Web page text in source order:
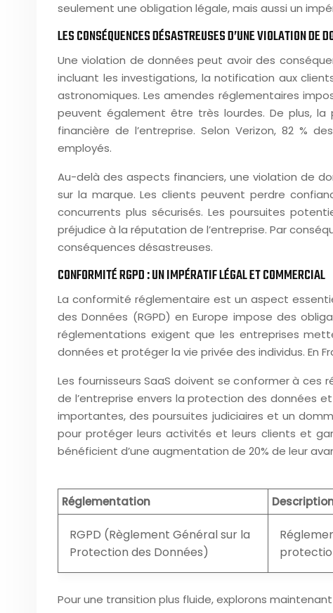
seulement une obligation légale, mais aussi un
LES CONSÉQUENCES DÉSASTREUSES D’UNE VIOLATION DE
Une violation de données peut avoir des
incluant les investigations, la notification aux
astronomiques. Les amendes réglementaires
peuvent également être très lourdes. De plus,
financière de l’entreprise. Selon Verizon, 82 %
employés.
Au-delà des aspects financiers, une violation de
sur la marque. Les clients peuvent perdre
concurrents plus sécurisés. Les poursuites
préjudice à la réputation de l’entreprise. Par
conséquences désastreuses.
CONFORMITÉ RGPD : UN IMPÉRATIF LÉGAL ET COMMERCIAL
La conformité réglementaire est un aspect
des Données (RGPD) en Europe impose des
réglementations exigent que les entreprises
données et protéger la vie privée des individus. En
Les fournisseurs SaaS doivent se conformer à
de l’entreprise envers la protection des données
importantes, des poursuites judiciaires et un
pour protéger leurs activités et leurs clients et
bénéficient d’une augmentation de 20% de leur
Réglementation
RGPD (Règlement Général sur la
Protection des Données)
Pour une transition plus fluide, explorons